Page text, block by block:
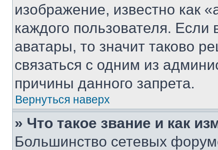
изображение, известно как
каждого пользователя.
аватары, то значит таково
связаться с одним из
причины данного запрета.
Вернуться наверх
» Что такое звание и как
Большинство сетевых